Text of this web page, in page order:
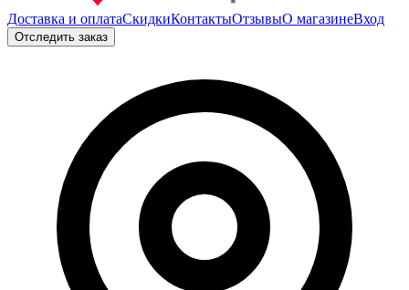
Доставка и оплатаСкидкиКонтактыОтзывыО магазинеВход
Отследить заказ